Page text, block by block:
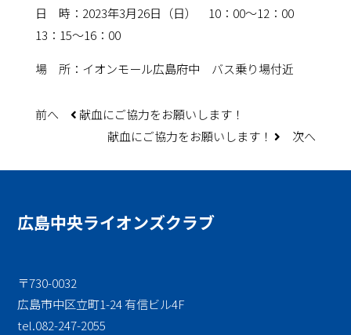
日 時：2023年3月26日（日） 10：00～12：00
13：15～16：00
場 所：イオンモール広島府中 バス乗り場付近
前へ
献血にご協力をお願いします！
献血にご協力をお願いします！
次へ
広島中央ライオンズクラブ
〒730-0032
広島市中区立町1-24 有信ビル4F
tel.082-247-2055